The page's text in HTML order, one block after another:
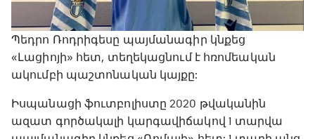
Պեդրո Ռոդրիգեսը պայմանագիր կնքեց
«Լացիոյի» հետ, տեղեկացնում է հռոմեական
ակումբի պաշտոնական կայքը:
Իսպանացի ֆուտբոլիստը 2020 թվականին
ազատ գործակալի կարգավիճակով 1 տարվա